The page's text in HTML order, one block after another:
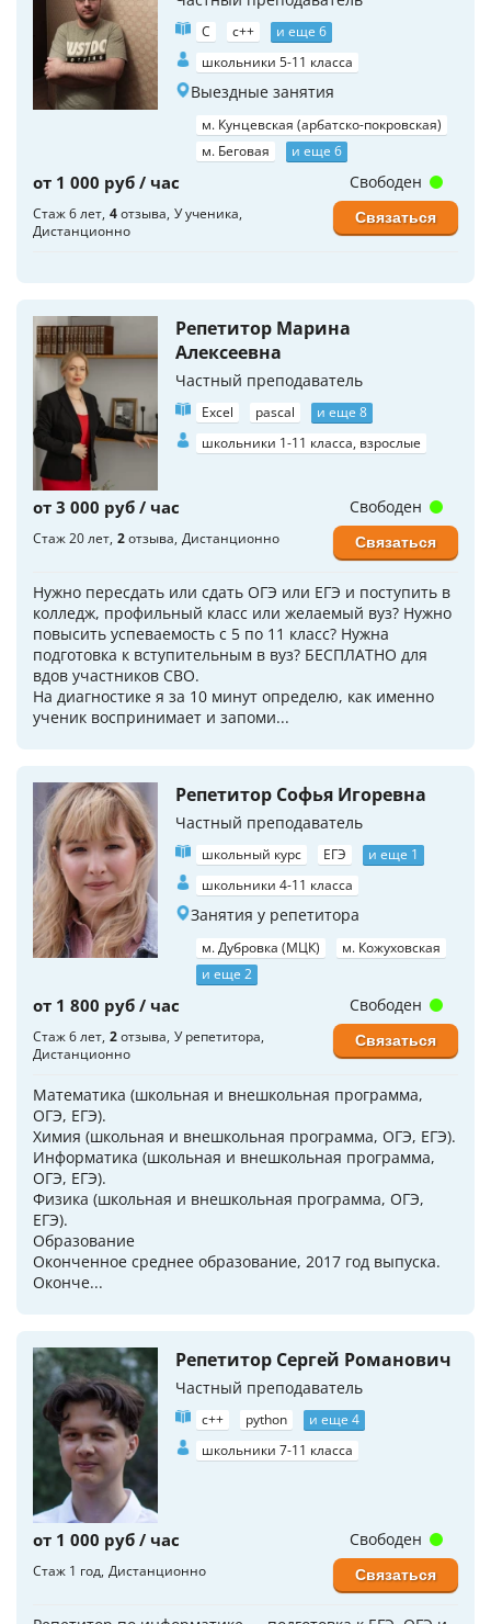
C c++
и еще 6
школьники 5-11 класса
Выездные занятия
м. Кунцевская (арбатско-покровская)
м. Беговая
и еще 6
от 1 000 руб / час
Стаж 6 лет 4отзыва У ученика
Дистанционно
Свободен
Связаться
Репетитор Марина
Алексеевна
Частный преподаватель
Excel pascal
и еще 8
школьники 1-11 класса, взрослые
от 3 000 руб / час
Стаж 20 лет 2отзыва Дистанционно
Нужно пересдать или сдать ОГЭ или ЕГЭ и поступить в
колледж, профильный класс или желаемый вуз? Нужно
повысить успеваемость с 5 по 11 класс? Нужна
подготовка к вступительным в вуз? БЕСПЛАТНО для
вдов участников СВО.
На диагностике я за 10 минут определю, как именно
ученик воспринимает и запоми...
Свободен
Связаться
Репетитор Софья Игоревна
Частный преподаватель
школьный курс ЕГЭ
и еще 1
школьники 4-11 класса
Занятия у репетитора
м. Дубровка (МЦК)
м. Кожуховская
и еще 2
от 1 800 руб / час
Стаж 6 лет 2отзыва У репетитора
Дистанционно
Математика (школьная и внешкольная программа,
ОГЭ, ЕГЭ).
Химия (школьная и внешкольная программа, ОГЭ, ЕГЭ).
Информатика (школьная и внешкольная программа,
ОГЭ, ЕГЭ).
Физика (школьная и внешкольная программа, ОГЭ,
ЕГЭ).
Образование
Оконченное среднее образование, 2017 год выпуска.
Оконче...
Свободен
Связаться
Репетитор Сергей Романович
Частный преподаватель
c++ python
и еще 4
школьники 7-11 класса
от 1 000 руб / час
Стаж 1 год Дистанционно
Свободен
Связаться